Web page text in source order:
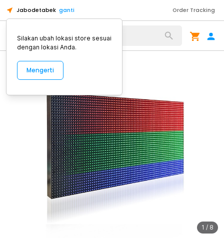
Jabodetabek ganti Order Tracking
Alat Kopi
1 / 8
Silakan ubah lokasi store sesuai
dengan lokasi Anda.
Mengerti